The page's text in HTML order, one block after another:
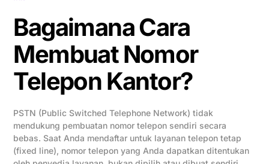
Bagaimana Cara
Membuat Nomor
Telepon Kantor?
PSTN (Public Switched Telephone Network) tidak
mendukung pembuatan nomor telepon sendiri secara
bebas. Saat Anda mendaftar untuk layanan telepon tetap
(fixed line), nomor telepon yang Anda dapatkan ditentukan